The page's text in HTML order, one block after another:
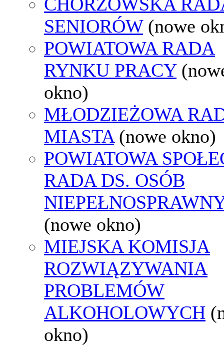
SENIORÓW (nowe
POWIATOWA RADA
RYNKU PRACY
okno)
MŁODZIEŻOWA
MIASTA (nowe okno)
POWIATOWA
RADA DS. OSÓB
(nowe okno)
MIEJSKA KOMISJA
ROZWIĄZYWANIA
PROBLEMÓW
ALKOHOLOWYCH
okno)